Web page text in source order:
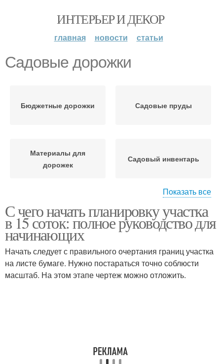
ИНТЕРЬЕР И ДЕКОР
главная новости статьи
Садовые дорожки
Бюджетные дорожки Садовые пруды
Материалы для
дорожек
Садовый инвентарь
Садовая дорожка Дорожки на участке
Садовый участок
Показать все
С чего начать планировку участка
в 15 соток: полное руководство для
начинающих
Начать следует с правильного очертания границ участка
на листе бумаге. Нужно постараться точно соблюсти
масштаб. На этом этапе чертеж можно отложить.